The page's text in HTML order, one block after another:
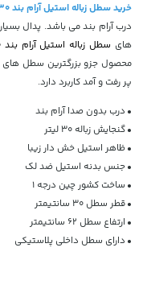
خرید سطل زباله استیل آرام بند 30 لیتری AMD
درب آرام بند می باشد. پدال
های سطل زباله استیل آرام بند 30 لیتری AMD
محصول جزو بزرگترین سطل های
پر رفت و آمد کاربرد دارد.
• درب بدون صدا آرام بند
•گنجایش زباله 30 لیتر
•ظاهر استیل خش دار زیبا
•جنس بدنه استیل ضد لک
• ساخت کشور چین درجه 1
•قطر سطل 30 سانتیمتر
• ارتفاع سطل 62 سانتیمتر
• دارای سطل داخلی پلاستیکی